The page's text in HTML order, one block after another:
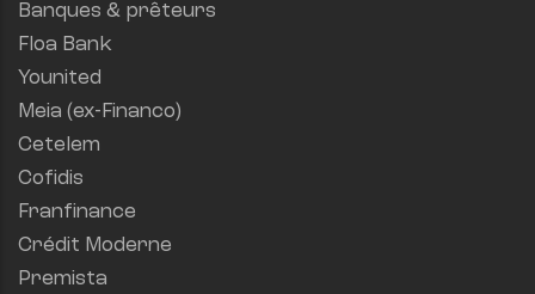
Banques & prêteurs
Floa Bank
Younited
Meia (ex-Financo)
Cetelem
Cofidis
Franfinance
Crédit Moderne
Premista